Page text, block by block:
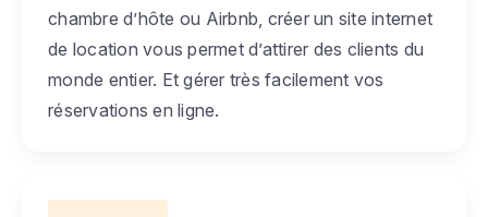
chambre d’hôte ou Airbnb, créer un site internet
de location vous permet d’attirer des clients du
monde entier. Et gérer très facilement vos
réservations en ligne.